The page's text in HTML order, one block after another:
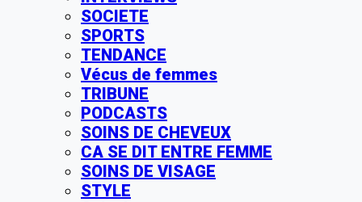
SOCIETE
SPORTS
TENDANCE
Vécus de femmes
TRIBUNE
PODCASTS
SOINS DE CHEVEUX
CA SE DIT ENTRE FEMME
SOINS DE VISAGE
STYLE